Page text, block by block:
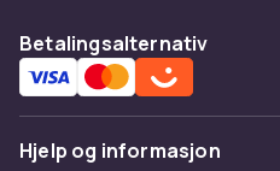
Betalingsalternativ
Hjelp og informasjon